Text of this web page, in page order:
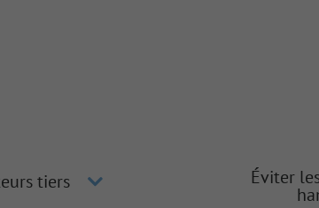
tiers Éviter